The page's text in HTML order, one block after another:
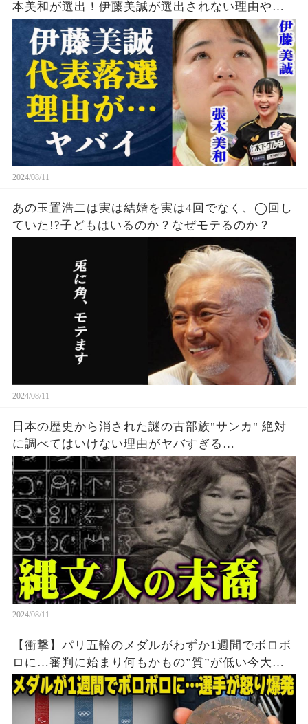
本美和が選出！伊藤美誠が選出されない理由や勝
てなくなった理由・引退の噂の真相とは一体…張
本美和の知られざる実力に中国警戒体制か
2024/08/11
あの玉置浩二は実は結婚を実は4回でなく、◯回し
ていた!?子どもはいるのか？なぜモテるのか？
2024/08/11
日本の歴史から消された謎の古部族"サンカ" 絶対
に調べてはいけない理由がヤバすぎる…
2024/08/11
【衝撃】パリ五輪のメダルがわずか1週間でボロボ
ロに…審判に始まり何もかもの”質”が低い今大会
に世界中から批判殺到…メダルの価値暴落で選手
達から怒りの声が止まらない…